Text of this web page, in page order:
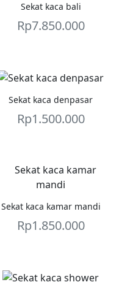
Sekat kaca bali
Rp7.850.000
Sekat kaca denpasar
Rp1.500.000
Sekat kaca kamar mandi
Rp1.850.000